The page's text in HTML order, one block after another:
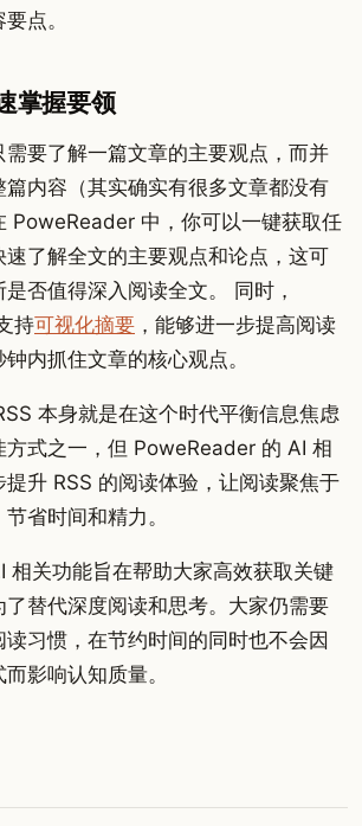
点。
掌握要领
要了解一篇文章的主要观点，而并
内容（其实确实有很多文章都没有
PoweReader 中，你可以一键获取任
了解全文的主要观点和论点，这可
否值得深入阅读全文。 同时，
持可视化摘要 ，能够进一步提高阅读
内抓住文章的核心观点。
本身就是在这个时代平衡信息焦虑
方式之一，但 PoweReader 的 AI 相
升 RSS 的阅读体验，让阅读聚焦于
省时间和精力。
相关功能旨在帮助大家高效获取关键
替代深度阅读和思考。大家仍需要
习惯，在节约时间的同时也不会因
影响认知质量。